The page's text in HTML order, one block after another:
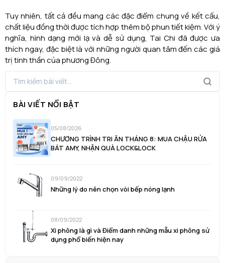
Tuy nhiên, tất cả đều mang các đặc điểm chung về kết cấu,
chất liệu đồng thời được tích hợp thêm bộ phun tiết kiệm. Với ý
nghĩa, hình dạng mới lạ và dễ sử dụng, Tai Chi đã được ưa
thích ngay, đặc biệt là với những người quan tâm đến các giá
trị tinh thần của phương Đông.
BÀI VIẾT NỔI BẬT
05/08/2026
CHƯƠNG TRÌNH TRI ÂN THÁNG 8: MUA CHẬU RỬA
BÁT AMY, NHẬN QUÀ LOCK&LOCK
09/09/2022
Những lý do nên chọn vòi bếp nóng lạnh
08/09/2022
Xi phông là gì và Điểm danh những mẫu xi phông sử
dụng phổ biến hiện nay